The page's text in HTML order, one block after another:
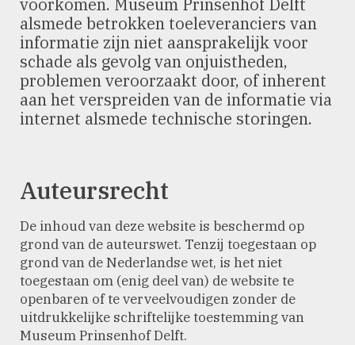
voorkomen. Museum Prinsenhof Delft
alsmede betrokken toeleveranciers van
informatie zijn niet aansprakelijk voor
schade als gevolg van onjuistheden,
problemen veroorzaakt door, of inherent
aan het verspreiden van de informatie via
internet alsmede technische storingen.
Auteursrecht
De inhoud van deze website is beschermd op
grond van de auteurswet. Tenzij toegestaan op
grond van de Nederlandse wet, is het niet
toegestaan om (enig deel van) de website te
openbaren of te verveelvoudigen zonder de
uitdrukkelijke schriftelijke toestemming van
Museum Prinsenhof Delft.